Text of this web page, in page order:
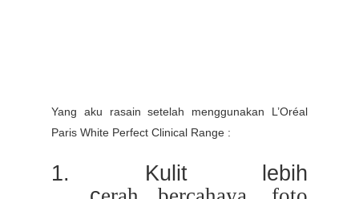
Yang aku rasain setelah menggunakan L’Oréal
Paris White Perfect Clinical Range :
1. Kulit lebih